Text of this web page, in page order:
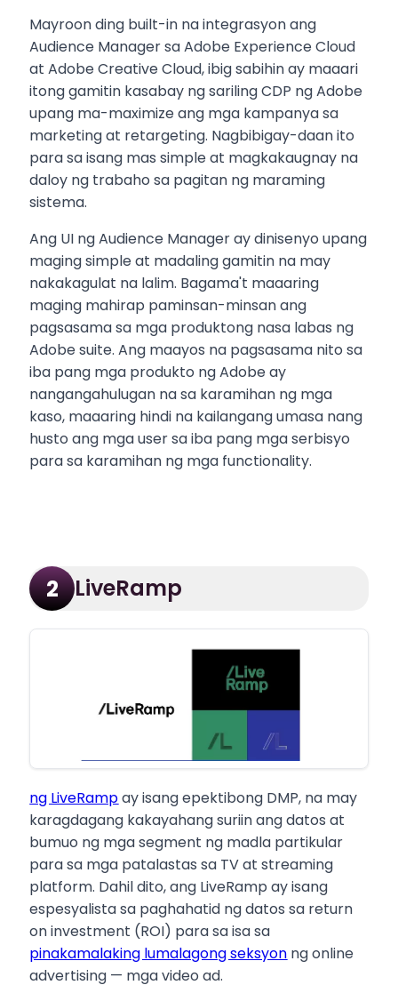
Mayroon ding built-in na integrasyon ang
Audience Manager sa Adobe Experience Cloud
at Adobe Creative Cloud, ibig sabihin ay maaari
itong gamitin kasabay ng sariling CDP ng Adobe
upang ma-maximize ang mga kampanya sa
marketing at retargeting. Nagbibigay-daan ito
para sa isang mas simple at magkakaugnay na
daloy ng trabaho sa pagitan ng maraming
sistema.
Ang UI ng Audience Manager ay dinisenyo upang
maging simple at madaling gamitin na may
nakakagulat na lalim. Bagama't maaaring
maging mahirap paminsan-minsan ang
pagsasama sa mga produktong nasa labas ng
Adobe suite. Ang maayos na pagsasama nito sa
iba pang mga produkto ng Adobe ay
nangangahulugan na sa karamihan ng mga
kaso, maaaring hindi na kailangang umasa nang
husto ang mga user sa iba pang mga serbisyo
para sa karamihan ng mga functionality.
2 LiveRamp
ng LiveRampay isang epektibong DMP, na may
karagdagang kakayahang suriin ang datos at
bumuo ng mga segment ng madla partikular
para sa mga patalastas sa TV at streaming
platform. Dahil dito, ang LiveRamp ay isang
espesyalista sa paghahatid ng datos sa return
on investment (ROI) para sa isa sa
pinakamalaking lumalagong seksyon ng online
advertising — mga video ad.